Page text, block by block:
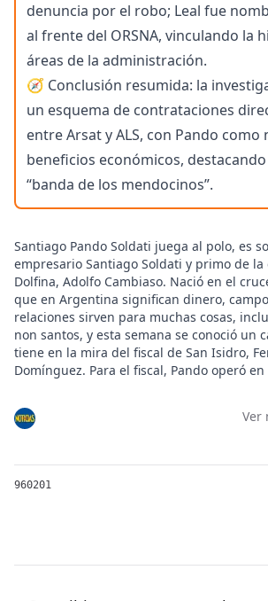
denuncia por el robo; Leal fue
al frente del ORSNA, vinculando la
áreas de la administración.
🧭 Conclusión resumida: la
un esquema de contrataciones
entre Arsat y ALS, con Pando como
beneficios económicos,
“banda de los mendocinos”.
Santiago Pando Soldati juega al polo, es
empresario Santiago Soldati y primo de la
Dolfina, Adolfo Cambiaso. Nació en el
que en Argentina significan dinero,
relaciones sirven para muchas cosas,
non santos, y esta semana se conoció un
tiene en la mira del fiscal de San Isidro,
Domínguez. Para el fiscal, Pando operó
para ganar una licitación.
El caso cobró notoriedad porque, tras
dólares, cocaína, otras drogas típicas de
piezas de cobre y componentes internos
Ver
960201